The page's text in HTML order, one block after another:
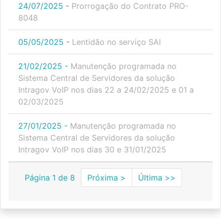
24/07/2025 - Prorrogação do Contrato PRO-
8048
05/05/2025 - Lentidão no serviço SAI
21/02/2025 - Manutenção programada no
Sistema Central de Servidores da solução
Intragov VoIP nos dias 22 a 24/02/2025 e 01 a
02/03/2025
27/01/2025 - Manutenção programada no
Sistema Central de Servidores da solução
Intragov VoIP nos dias 30 e 31/01/2025
Página 1 de 8 Próxima > Última >>